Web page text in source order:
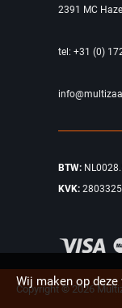
2391 MC
tel: +31 (0)
BTW:
KVK:
Copyright © 2026
Wij maken op